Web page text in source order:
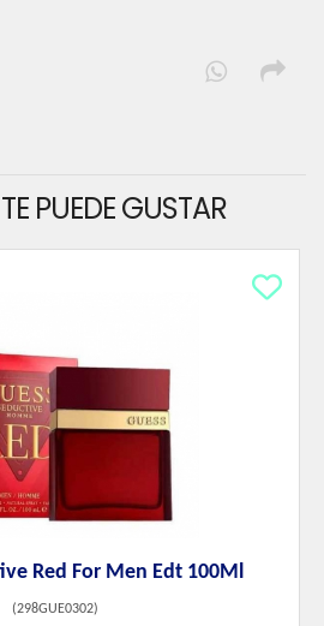
PUEDE GUSTAR
Red For Men Edt 100Ml
(298GUE0302)